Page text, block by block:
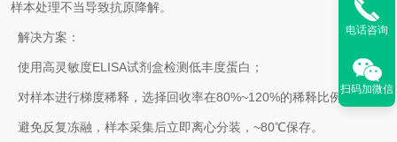
样本处理不当导致抗原降解。
解决方案‌：
使用高灵敏度ELISA试剂盒检测低丰度蛋白；
对样本进行梯度稀释，选择回收率在80%~120%的稀释比例；
避免反复冻融，样本采集后立即离心分装，~80℃保存。
电话咨询
扫码加微信